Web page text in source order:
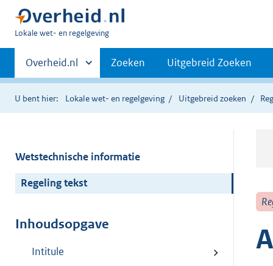
U
hier:
Lokale wet- en regelgeving
Primaire
navigatie
Andere
sites
binnen
Overheid.nl Zoeken Uitgebreid Zoeken
U bent hier: Lokale wet- en regelgeving Uitgebreid zoeken
Wetstechnische informatie
Regeling tekst
Inhoudsopgave
Intitule